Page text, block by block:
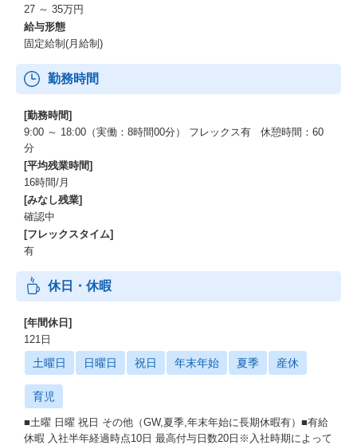
27 ～ 35万円
給与形態
固定給制(月給制)
勤務時間
[勤務時間]
9:00 ～ 18:00（実働：8時間00分） フレックス有 休憩時間：60
分
[平均残業時間]
16時間/月
[みなし残業]
確認中
[フレックスタイム]
有
休日・休暇
[年間休日]
121日
土曜日 日曜日 祝日 年末年始 夏季 産休
育児
■土曜 日曜 祝日 その他（GW,夏季,年末年始に長期休暇有）■有給
休暇 入社半年経過時点10日 最高付与日数20日※入社時期によって